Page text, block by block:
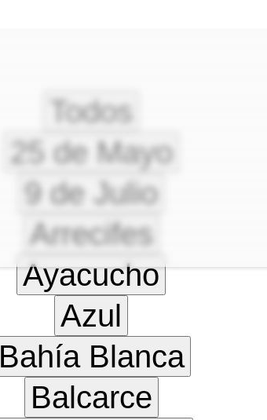
Todos
25 de Mayo
9 de Julio
Arrecifes
Ayacucho
Azul
Bahía Blanca
Balcarce